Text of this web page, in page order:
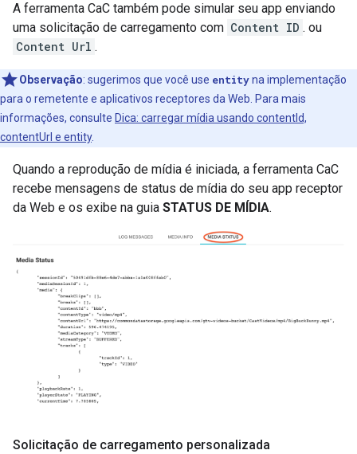
A ferramenta CaC também pode simular seu app enviando
uma solicitação de carregamento com Content ID . ou
Content Url .
Observação: sugerimos que você use entityna implementação
para o remetente e aplicativos receptores da Web. Para mais
informações, consulte Dica: carregar mídia usando contentId,
contentUrl e entity.
Quando a reprodução de mídia é iniciada, a ferramenta CaC
recebe mensagens de status de mídia do seu app receptor
da Web e os exibe na guia STATUS DE MÍDIA.
Solicitação de carregamento personalizada